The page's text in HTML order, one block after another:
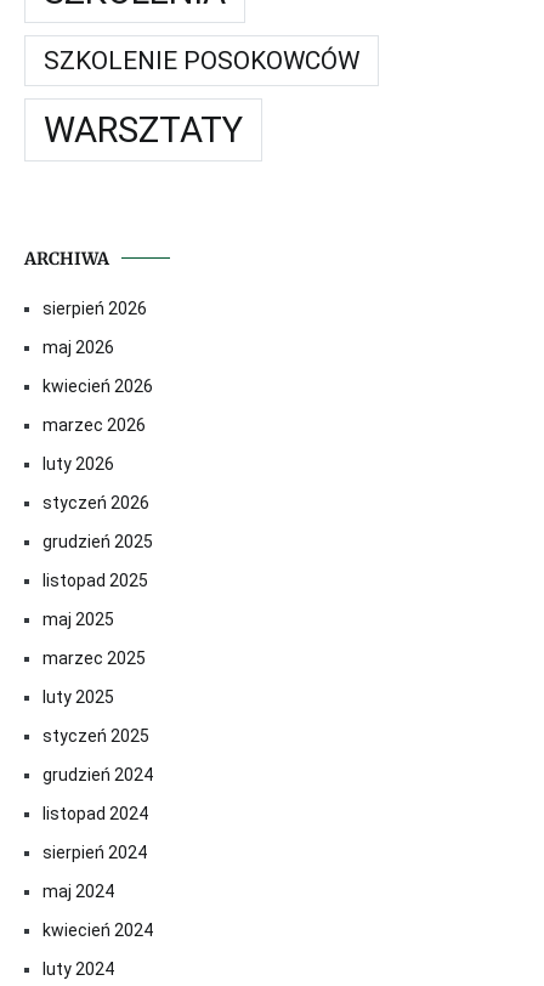
SZKOLENIE POSOKOWCÓW
WARSZTATY
ARCHIWA
sierpień 2026
maj 2026
kwiecień 2026
marzec 2026
luty 2026
styczeń 2026
grudzień 2025
listopad 2025
maj 2025
marzec 2025
luty 2025
styczeń 2025
grudzień 2024
listopad 2024
sierpień 2024
maj 2024
kwiecień 2024
luty 2024